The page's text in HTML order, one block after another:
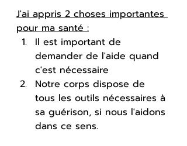
J'ai appris 2 choses importantes
pour ma santé :
Il est important de
demander de l'aide quand
c'est nécessaire
Notre corps dispose de
tous les outils nécessaires à
sa guérison, si nous l'aidons
dans ce sens.